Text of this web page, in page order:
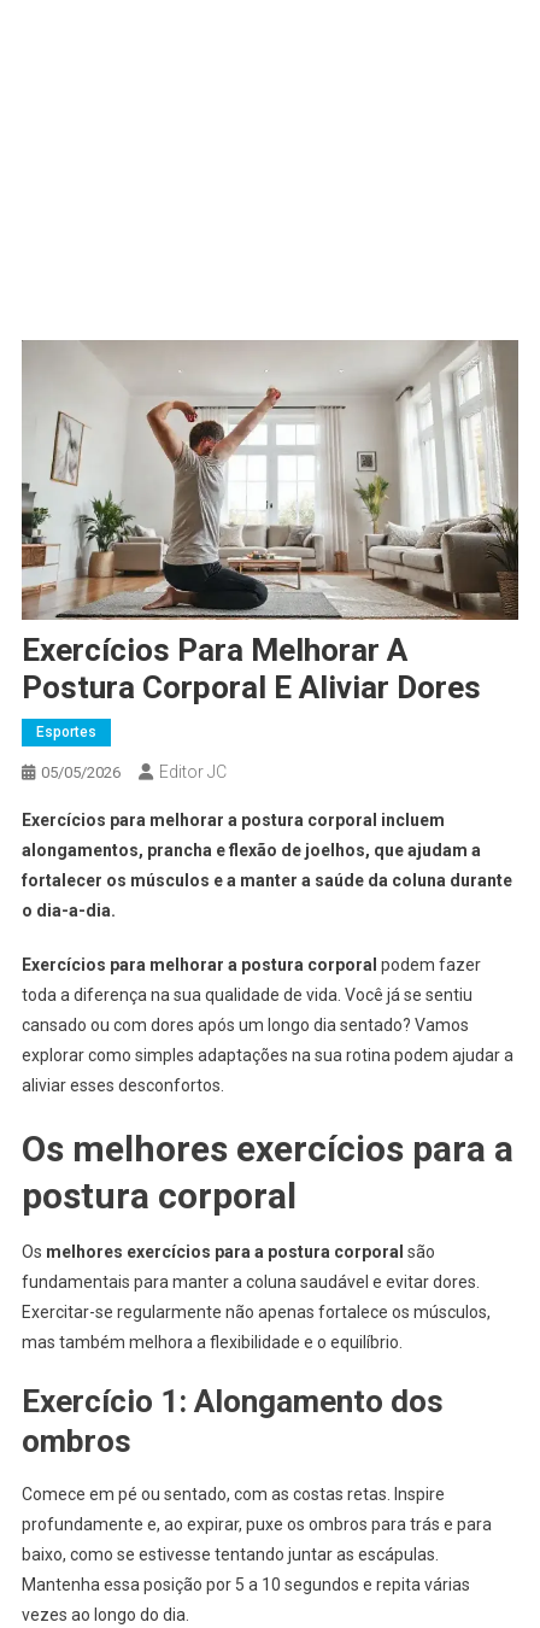
Exercícios Para Melhorar A
Postura Corporal E Aliviar Dores
Esportes
05/05/2026 Editor JC
Exercícios para melhorar a postura corporal incluem
alongamentos, prancha e flexão de joelhos, que ajudam a
fortalecer os músculos e a manter a saúde da coluna durante
o dia-a-dia.
Exercícios para melhorar a postura corporal podem fazer
toda a diferença na sua qualidade de vida. Você já se sentiu
cansado ou com dores após um longo dia sentado? Vamos
explorar como simples adaptações na sua rotina podem ajudar a
aliviar esses desconfortos.
Os melhores exercícios para a
postura corporal
Os melhores exercícios para a postura corporal são
fundamentais para manter a coluna saudável e evitar dores.
Exercitar-se regularmente não apenas fortalece os músculos,
mas também melhora a flexibilidade e o equilíbrio.
Exercício 1: Alongamento dos
ombros
Comece em pé ou sentado, com as costas retas. Inspire
profundamente e, ao expirar, puxe os ombros para trás e para
baixo, como se estivesse tentando juntar as escápulas.
Mantenha essa posição por 5 a 10 segundos e repita várias
vezes ao longo do dia.